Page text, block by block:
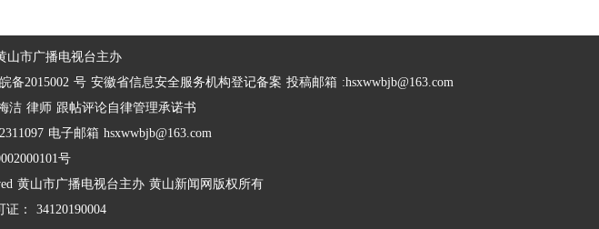
山市广播电视台主办
备2015002 号 安徽省信息安全服务机构登记备案 投稿邮箱 :hsxwwbjb@163.com
洁 律师 跟帖评论自律管理承诺书
电子邮箱 hsxwwbjb@163.com
号
黄山市广播电视台主办 黄山新闻网版权所有
：
34120190004